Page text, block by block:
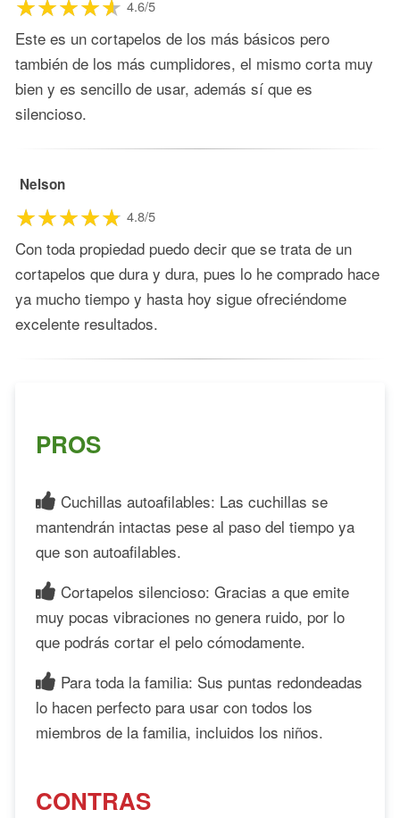
4.6/5
Este es un cortapelos de los más básicos pero
también de los más cumplidores, el mismo corta muy
bien y es sencillo de usar, además sí que es
silencioso.
Nelson
4.8/5
Con toda propiedad puedo decir que se trata de un
cortapelos que dura y dura, pues lo he comprado hace
ya mucho tiempo y hasta hoy sigue ofreciéndome
excelente resultados.
PROS
Cuchillas autoafilables: Las cuchillas se
mantendrán intactas pese al paso del tiempo ya
que son autoafilables.
Cortapelos silencioso: Gracias a que emite
muy pocas vibraciones no genera ruido, por lo
que podrás cortar el pelo cómodamente.
Para toda la familia: Sus puntas redondeadas
lo hacen perfecto para usar con todos los
miembros de la familia, incluidos los niños.
CONTRAS